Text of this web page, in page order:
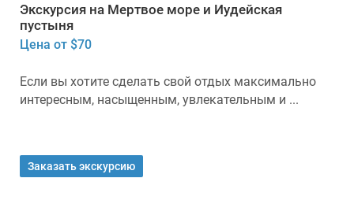
Экскурсия на Мертвое море и Иудейская
пустыня
Цена от $70
Если вы хотите сделать свой отдых максимально
интересным, насыщенным, увлекательным и ...
Заказать экскурсию